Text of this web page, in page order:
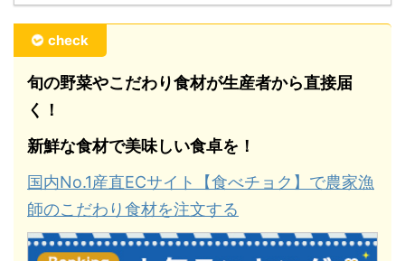
check
旬の野菜やこだわり食材が生産者から直接届
く！
新鮮な食材で美味しい食卓を！
国内No.1産直ECサイト【食べチョク】で農家漁
師のこだわり食材を注文する